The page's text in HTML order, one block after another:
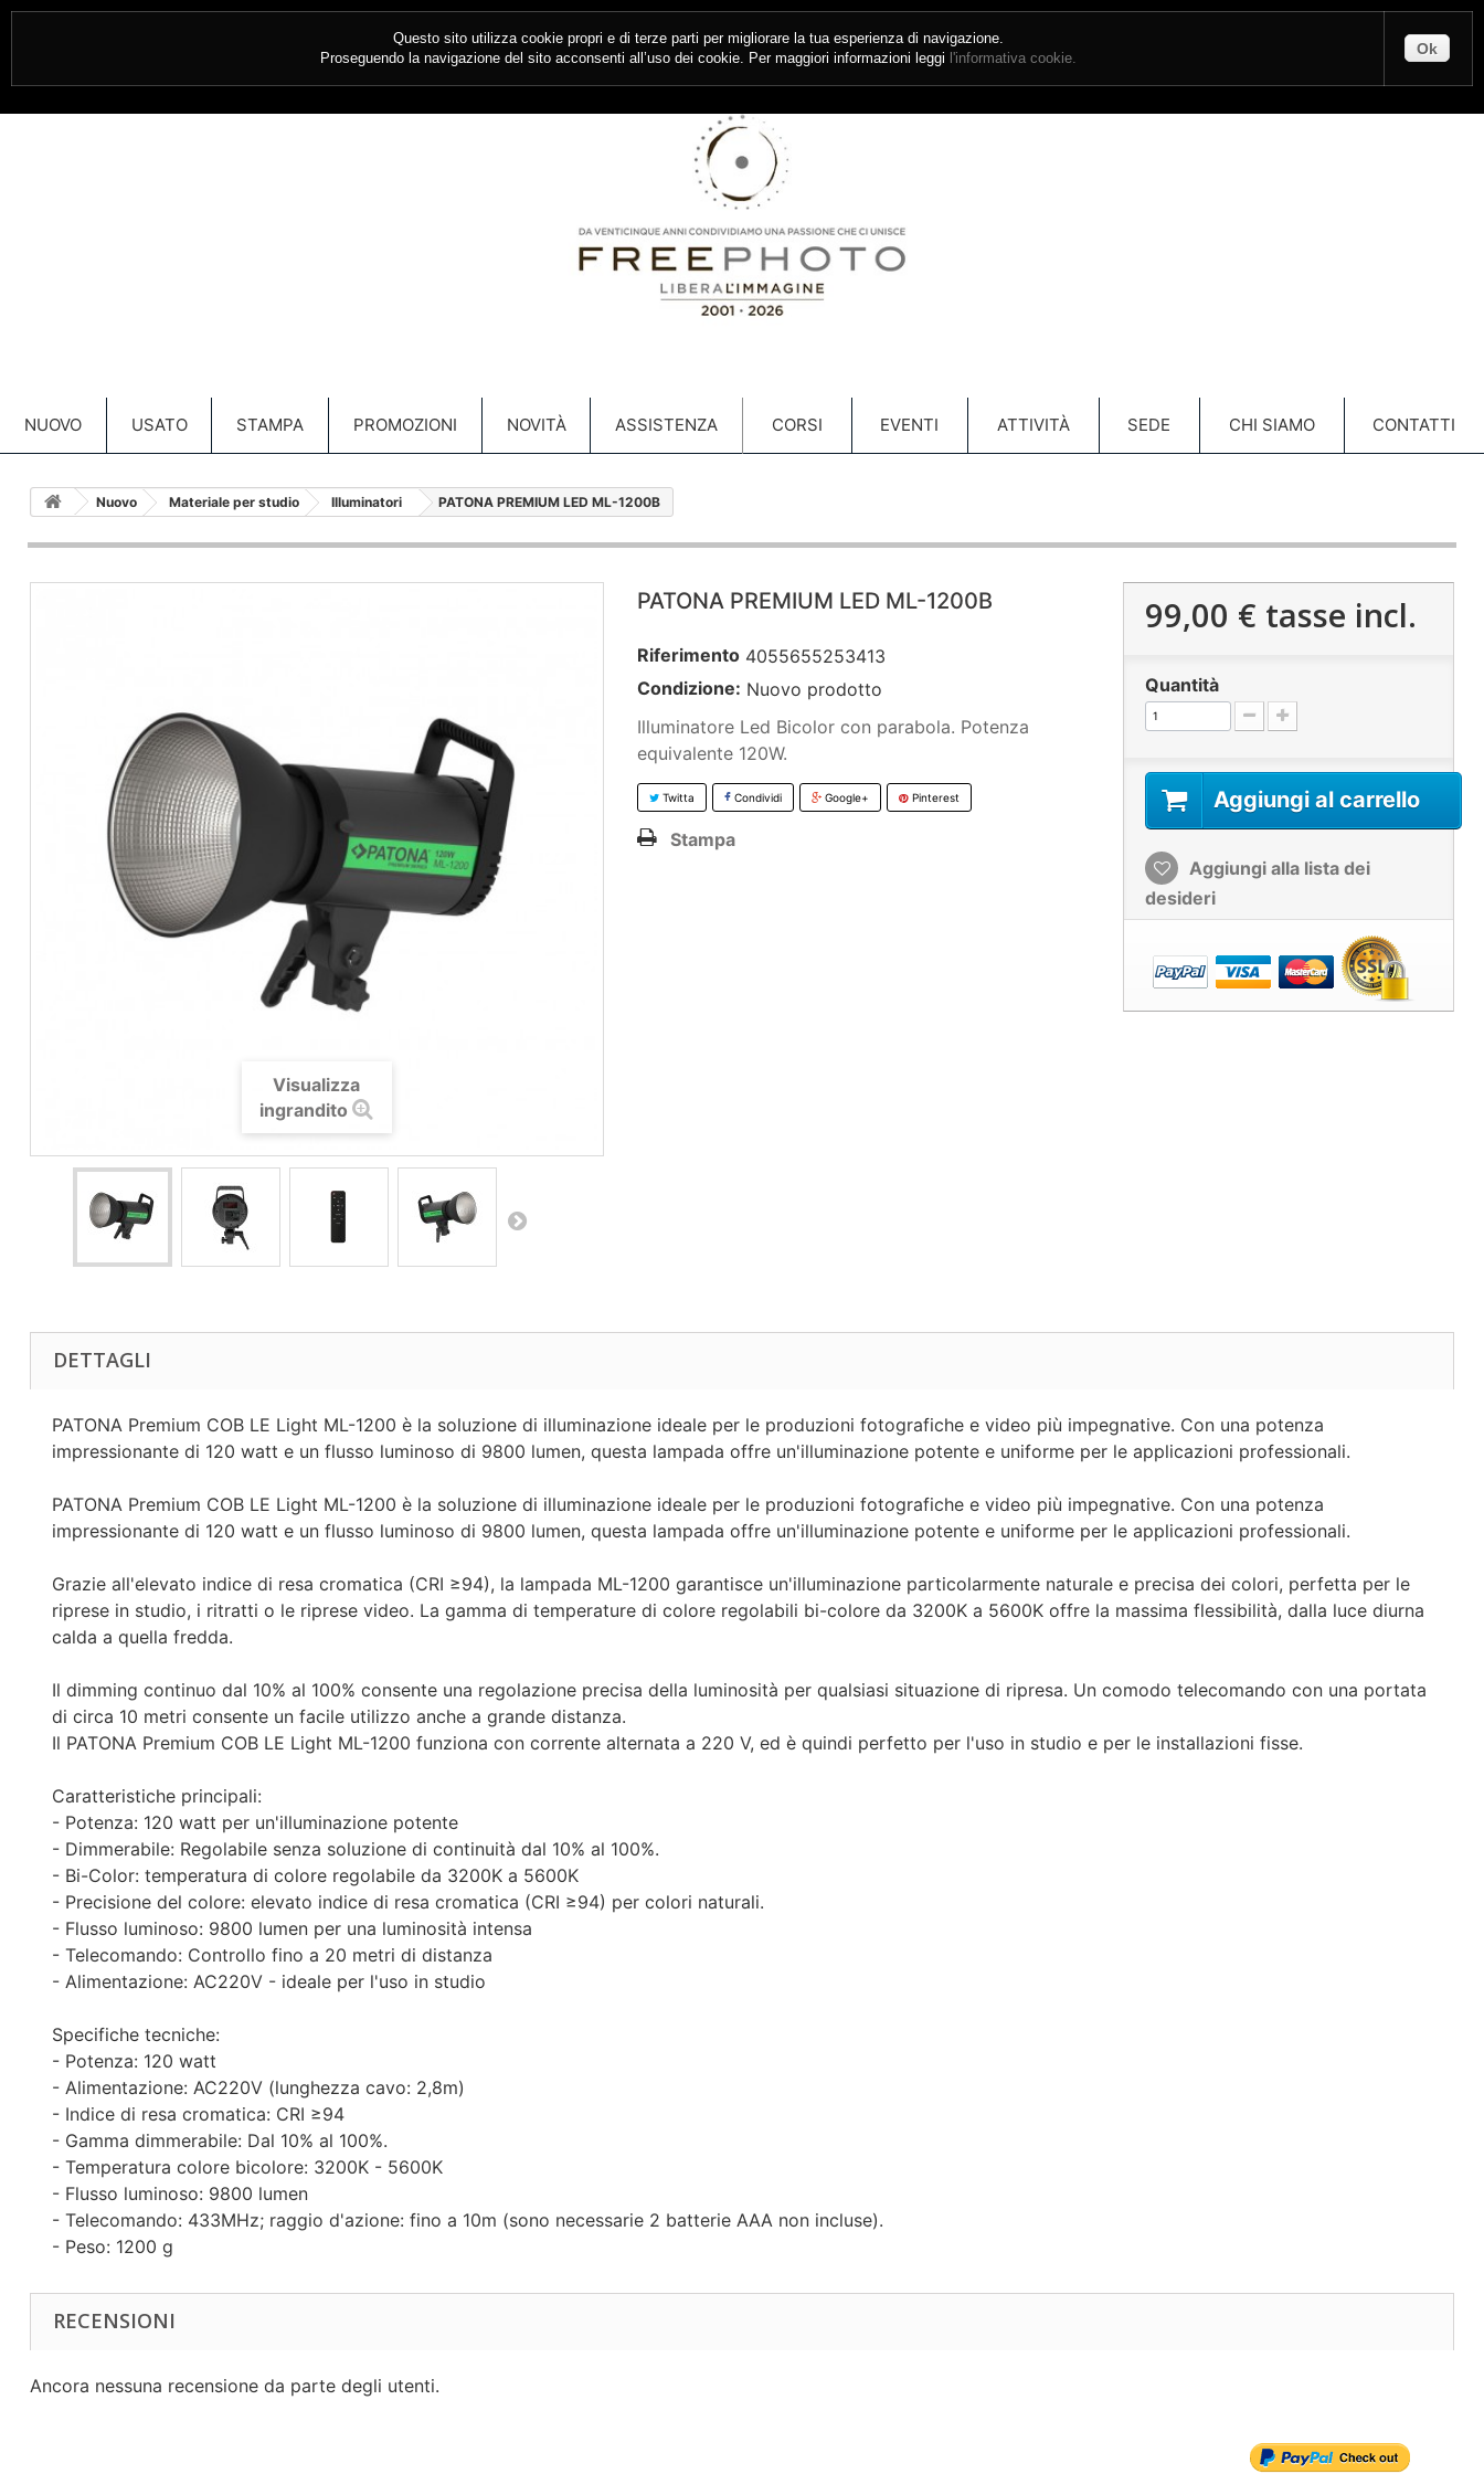
Carrello (vuoto)
NUOVO USATO STAMPA PROMOZIONI NOVITÀ ASSISTENZA CORSI EVENTI ATTIVITÀ SEDE CHI SIAMO CONTATTI
Nuovo Materiale per studio Illuminatori PATONA PREMIUM LED ML-1200B
Visualizza
ingrandito
PATONA PREMIUM LED ML-1200B
Riferimento 4055655253413
Condizione: Nuovo prodotto
Illuminatore Led Bicolor con parabola. Potenza
equivalente 120W.
Twitta Condividi Google+ Pinterest
Stampa
99,00 € tasse incl.
Quantità
Aggiungi al carrello
Aggiungi alla lista dei
desideri
DETTAGLI
PATONA Premium COB LE Light ML-1200 è la soluzione di illuminazione ideale per le produzioni fotografiche e video più impegnative. Con una potenza
impressionante di 120 watt e un flusso luminoso di 9800 lumen, questa lampada offre un'illuminazione potente e uniforme per le applicazioni professionali.
PATONA Premium COB LE Light ML-1200 è la soluzione di illuminazione ideale per le produzioni fotografiche e video più impegnative. Con una potenza
impressionante di 120 watt e un flusso luminoso di 9800 lumen, questa lampada offre un'illuminazione potente e uniforme per le applicazioni professionali.
Grazie all'elevato indice di resa cromatica (CRI ≥94), la lampada ML-1200 garantisce un'illuminazione particolarmente naturale e precisa dei colori, perfetta per le
riprese in studio, i ritratti o le riprese video. La gamma di temperature di colore regolabili bi-colore da 3200K a 5600K offre la massima flessibilità, dalla luce diurna
calda a quella fredda.
Il dimming continuo dal 10% al 100% consente una regolazione precisa della luminosità per qualsiasi situazione di ripresa. Un comodo telecomando con una portata
di circa 10 metri consente un facile utilizzo anche a grande distanza.
Il PATONA Premium COB LE Light ML-1200 funziona con corrente alternata a 220 V, ed è quindi perfetto per l'uso in studio e per le installazioni fisse.
Caratteristiche principali:
- Potenza: 120 watt per un'illuminazione potente
- Dimmerabile: Regolabile senza soluzione di continuità dal 10% al 100%.
- Bi-Color: temperatura di colore regolabile da 3200K a 5600K
- Precisione del colore: elevato indice di resa cromatica (CRI ≥94) per colori naturali.
- Flusso luminoso: 9800 lumen per una luminosità intensa
- Telecomando: Controllo fino a 20 metri di distanza
- Alimentazione: AC220V - ideale per l'uso in studio
Specifiche tecniche:
- Potenza: 120 watt
- Alimentazione: AC220V (lunghezza cavo: 2,8m)
- Indice di resa cromatica: CRI ≥94
- Gamma dimmerabile: Dal 10% al 100%.
- Temperatura colore bicolore: 3200K - 5600K
- Flusso luminoso: 9800 lumen
- Telecomando: 433MHz; raggio d'azione: fino a 10m (sono necessarie 2 batterie AAA non incluse).
- Peso: 1200 g
RECENSIONI
Ancora nessuna recensione da parte degli utenti.
Questo sito utilizza cookie propri e di terze parti per migliorare la tua esperienza di navigazione.
Proseguendo la navigazione del sito acconsenti all’uso dei cookie. Per maggiori informazioni leggi l'informativa cookie.
Ok